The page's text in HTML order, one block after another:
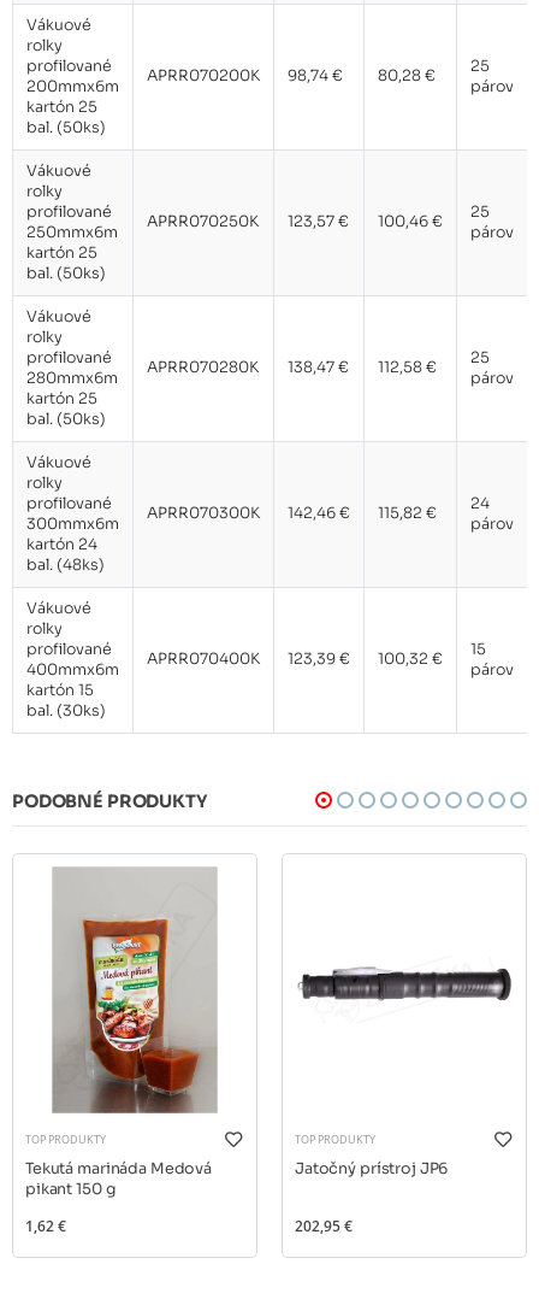
Vákuové
rolky
profilované
200mmx6m
kartón 25
bal. (50ks)
APRR070200K 98,74 € 80,28 €
25
párov
Vákuové
rolky
profilované
250mmx6m
kartón 25
bal. (50ks)
APRR070250K 123,57 € 100,46 €
25
párov
Vákuové
rolky
profilované
280mmx6m
kartón 25
bal. (50ks)
APRR070280K 138,47 € 112,58 €
25
párov
Vákuové
rolky
profilované
300mmx6m
kartón 24
bal. (48ks)
APRR070300K 142,46 € 115,82 €
24
párov
Vákuové
rolky
profilované
400mmx6m
kartón 15
bal. (30ks)
APRR070400K 123,39 € 100,32 €
15
párov
PODOBNÉ PRODUKTY
TOP PRODUKTY
Tekutá marináda Medová
pikant 150 g
1,62 €
TOP PRODUKTY
Jatočný prístroj JP6
202,95 €